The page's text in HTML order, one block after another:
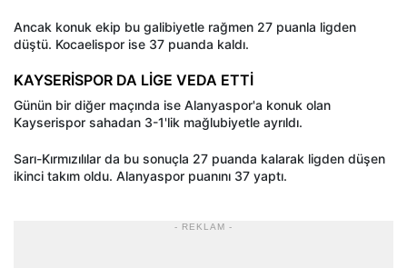
Ancak konuk ekip bu galibiyetle rağmen 27 puanla ligden
düştü. Kocaelispor ise 37 puanda kaldı.
KAYSERİSPOR DA LİGE VEDA ETTİ
Günün bir diğer maçında ise Alanyaspor'a konuk olan
Kayserispor sahadan 3-1'lik mağlubiyetle ayrıldı.
Sarı-Kırmızılılar da bu sonuçla 27 puanda kalarak ligden düşen
ikinci takım oldu. Alanyaspor puanını 37 yaptı.
- REKLAM -